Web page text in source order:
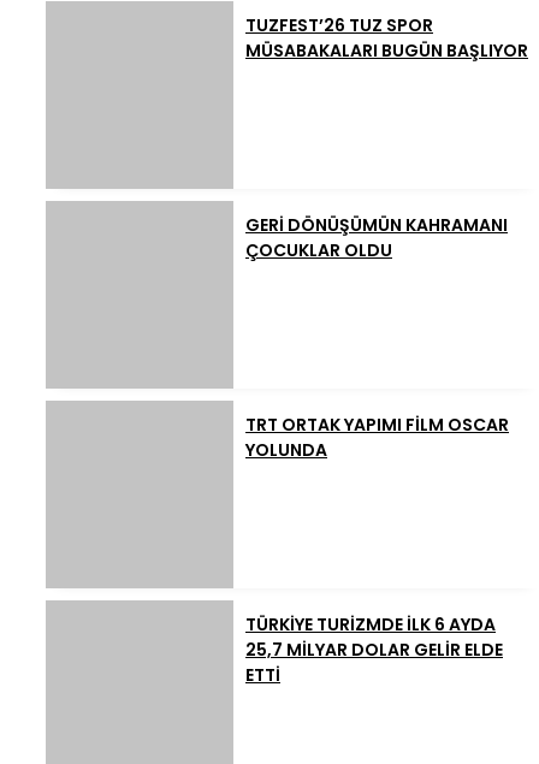
TUZFEST’26 TUZ SPOR
MÜSABAKALARI BUGÜN BAŞLIYOR
GERİ DÖNÜŞÜMÜN KAHRAMANI
ÇOCUKLAR OLDU
TRT ORTAK YAPIMI FİLM OSCAR
YOLUNDA
TÜRKİYE TURİZMDE İLK 6 AYDA
25,7 MİLYAR DOLAR GELİR ELDE
ETTİ